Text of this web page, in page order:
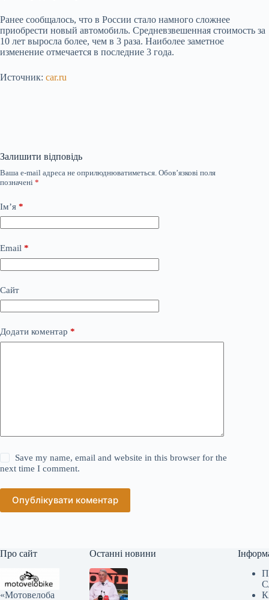
Ранее сообщалось, что в России стало намного сложнее
приобрести новый автомобиль. Средневзвешенная стоимость за
10 лет выросла более, чем в 3 раза. Наиболее заметное
изменение отмечается в последние 3 года.
Источник: car.ru
Залишити відповідь
Ваша e-mail адреса не оприлюднюватиметься. Обов’язкові поля
позначені *
Ім’я *
Email *
Сайт
Додати коментар *
Save my name, email and website in this browser for the
next time I comment.
Опублікувати коментар
Про сайт
«Мотовелоба
Останні новини